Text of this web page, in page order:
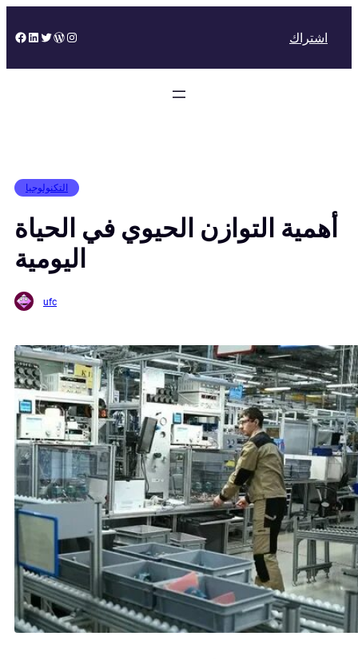
to
Facebook
LinkedIn
Twitter
WordPress
Instagram اشتراك
التكنولوجيا
أهمية التوازن الحيوي في الحياة
اليومية
ufc